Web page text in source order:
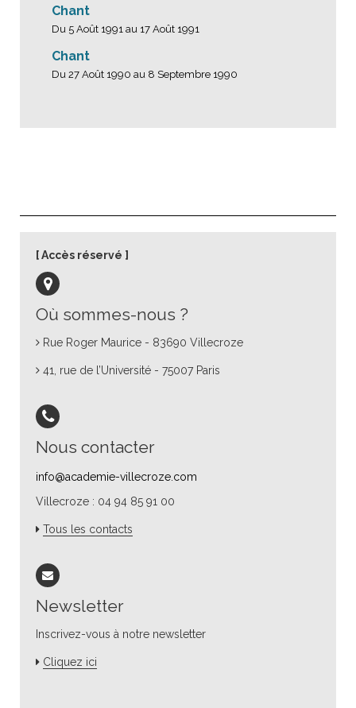
Chant
Du 5 Août 1991 au 17 Août 1991
Chant
Du 27 Août 1990 au 8 Septembre 1990
Où sommes-nous ?
Rue Roger Maurice - 83690 Villecroze
41, rue de l’Université - 75007 Paris
Nous contacter
info@academie-villecroze.com
Villecroze : 04 94 85 91 00
Tous les contacts
Newsletter
Inscrivez-vous à notre newsletter
Cliquez ici
Accès réservé